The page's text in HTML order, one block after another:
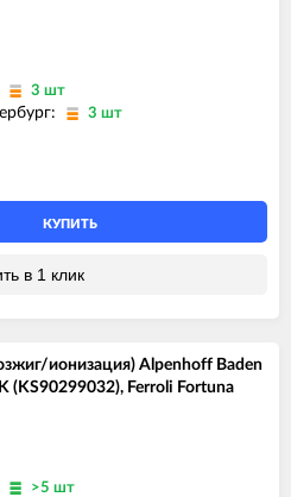
3 шт
3 шт
КУПИТЬ
в 1 клик
ионизация) Alpenhoff Baden
(KS90299032), Ferroli Fortuna
>5 шт